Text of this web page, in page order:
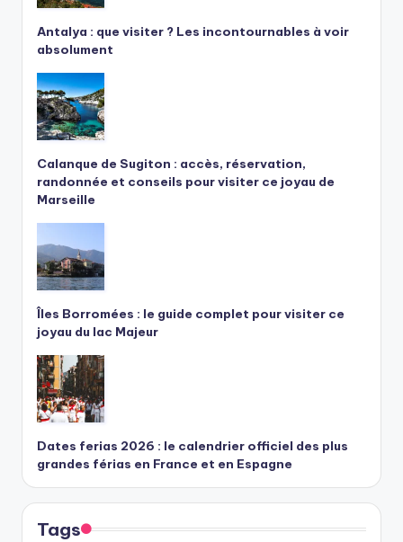
Antalya : que visiter ? Les incontournables à voir
absolument
Calanque de Sugiton : accès, réservation,
randonnée et conseils pour visiter ce joyau de
Marseille
Îles Borromées : le guide complet pour visiter ce
joyau du lac Majeur
Dates ferias 2026 : le calendrier officiel des plus
grandes férias en France et en Espagne
Tags